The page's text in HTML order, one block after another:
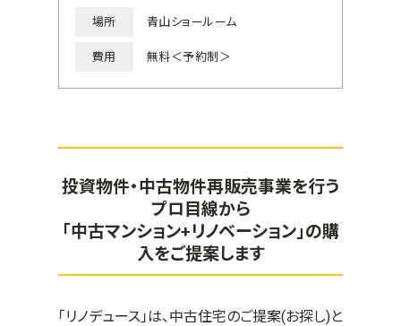
場所 青山ショールーム
費用 無料＜予約制＞
投資物件・中古物件再販売事業を行う
プロ目線から
「中古マンション+リノベーション」の購
入をご提案します
「リノデュース」は、中古住宅のご提案(お探し)と